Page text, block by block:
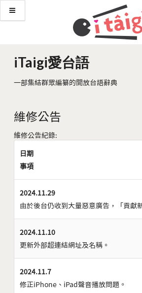
iTaigi愛台語
一部集結群眾編纂的開放台語辭典
維修公告
維修公告紀錄:
日期
事項
2024.11.29
由於後台仍收到大量惡意廣告，「貢獻
2024.11.10
更新外部超連結網址及名稱。
2024.11.7
修正iPhone、iPad聲音播放問題。